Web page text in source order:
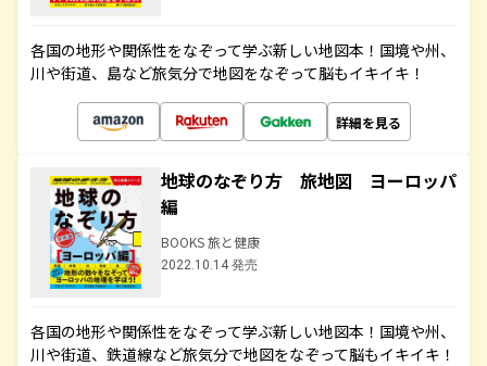
各国の地形や関係性をなぞって学ぶ新しい地図本！国境や州、
川や街道、島など旅気分で地図をなぞって脳もイキイキ！
詳細を見る
地球のなぞり方 旅地図 ヨーロッパ
編
BOOKS 旅と健康
2022.10.14 発売
各国の地形や関係性をなぞって学ぶ新しい地図本！国境や州、
川や街道、鉄道線など旅気分で地図をなぞって脳もイキイキ！